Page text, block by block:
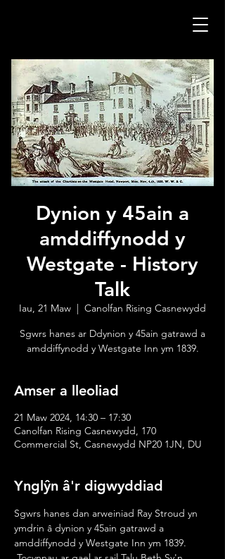
Dynion y 45ain a
amddiffynodd y
Westgate - History
Talk
Iau, 21 Maw
  |
Canolfan Rising Casnewydd
Sgwrs hanes ar Ddynion y 45ain gatrawd a
amddiffynodd y Westgate Inn ym 1839.
Amser a lleoliad
21 Maw 2024, 14:30 – 17:30
Canolfan Rising Casnewydd, 170
Commercial St, Casnewydd NP20 1JN, DU
Ynglŷn â'r digwyddiad
Sgwrs hanes dan arweiniad Ray Stroud yn
ymdrin â dynion y 45ain gatrawd a
amddiffynodd y Westgate Inn ym 1839.